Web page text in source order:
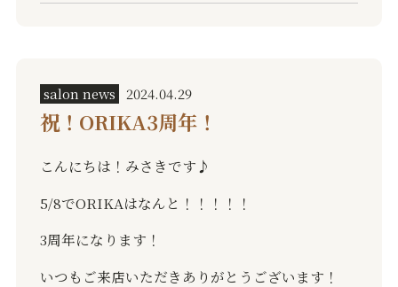
salon news 2024.04.29
祝！ORIKA3周年！
こんにちは！みさきです♪
5/8でORIKAはなんと！！！！！
3周年になります！
いつもご来店いただきありがとうございます！